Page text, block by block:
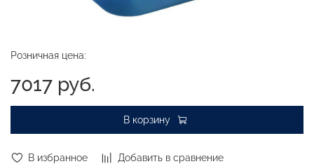
В избранное Добавить в сравнение
Розничная цена:
7017 руб.
В корзину